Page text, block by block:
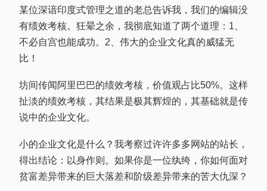
某位深谙印度式管理之道的老总告诉我，我们的编辑没
有绩效考核。狂晕之余，我彻底知道了两个道理：1、
不必自宫也能成功。2、伟大的企业文化真的威猛无
比！
坊间传闻阿里巴巴的绩效考核，价值观占比50%。这样
扯淡的绩效考核，其结果是极其辉煌的，其基础就是传
说中的企业文化。
小的企业文化是什么？我考察过许许多多网站的站长，
得出结论：以身作则。如果你是一位纨绔，你如何面对
贫富差异带来的巨大落差和阶级差异带来的苦大仇深？